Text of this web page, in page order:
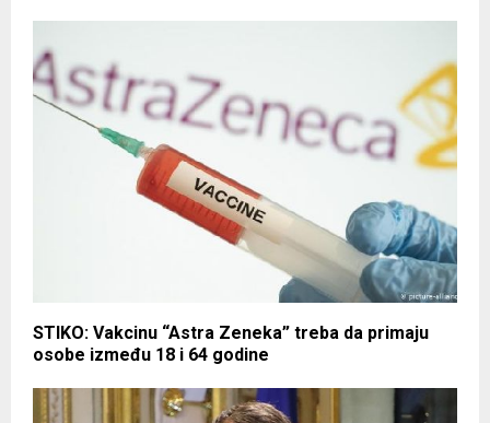
STIKO: Vakcinu “Astra Zeneka” treba da primaju
osobe između 18 i 64 godine